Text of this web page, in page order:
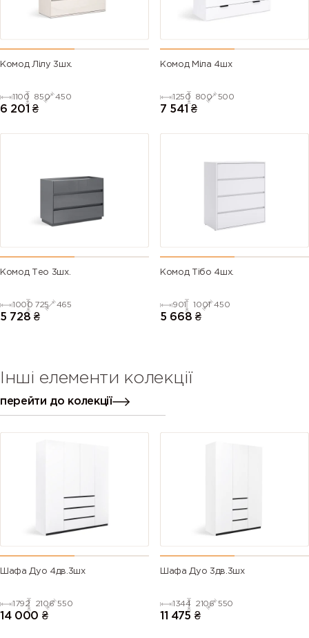
Комод Лілу 3шх.
1100 850 450
6 201 ₴
Комод Міла 4шх
1250 800 500
7 541 ₴
Комод Тео 3шх.
1000 725 465
5 728 ₴
Комод Тібо 4шх.
901 1001 450
5 668 ₴
Інші елементи колекції
перейти до колекції
Шафа Дуо 4дв.3шх
1792 2106 550
14 000 ₴
Шафа Дуо 3дв.3шх
1344 2106 550
11 475 ₴